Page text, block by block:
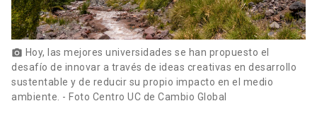
photo_camera Hoy, las mejores universidades se han propuesto el
desafío de innovar a través de ideas creativas en desarrollo
sustentable y de reducir su propio impacto en el medio
ambiente. - Foto Centro UC de Cambio Global